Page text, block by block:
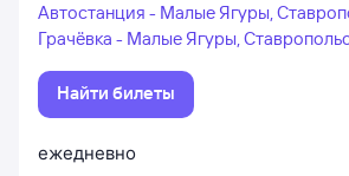
Автостанция - Малые Ягуры,
Грачёвка - Малые Ягуры,
Найти билеты
ежедневно